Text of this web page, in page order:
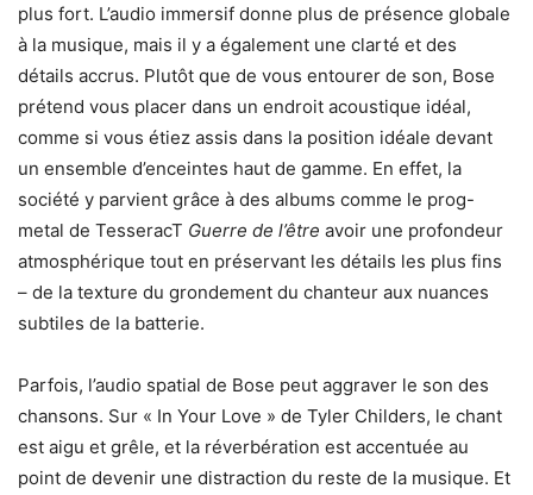
plus fort. L’audio immersif donne plus de présence globale
à la musique, mais il y a également une clarté et des
détails accrus. Plutôt que de vous entourer de son, Bose
prétend vous placer dans un endroit acoustique idéal,
comme si vous étiez assis dans la position idéale devant
un ensemble d’enceintes haut de gamme. En effet, la
société y parvient grâce à des albums comme le prog-
metal de TesseracT Guerre de l’être avoir une profondeur
atmosphérique tout en préservant les détails les plus fins
– de la texture du grondement du chanteur aux nuances
subtiles de la batterie.
Parfois, l’audio spatial de Bose peut aggraver le son des
chansons. Sur « In Your Love » de Tyler Childers, le chant
est aigu et grêle, et la réverbération est accentuée au
point de devenir une distraction du reste de la musique. Et